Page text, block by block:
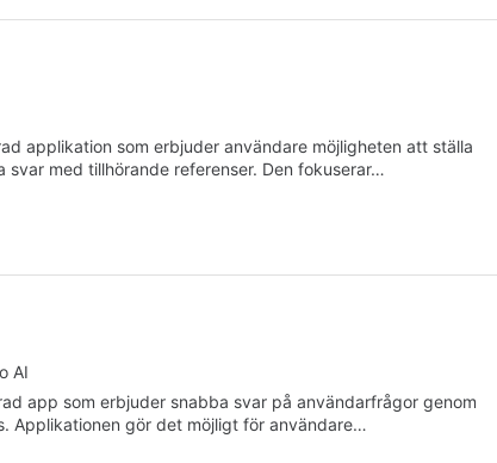
applikation som erbjuder användare möjligheten att ställa
svar med tillhörande referenser. Den fokuserar…
AI
app som erbjuder snabba svar på användarfrågor genom
Applikationen gör det möjligt för användare…